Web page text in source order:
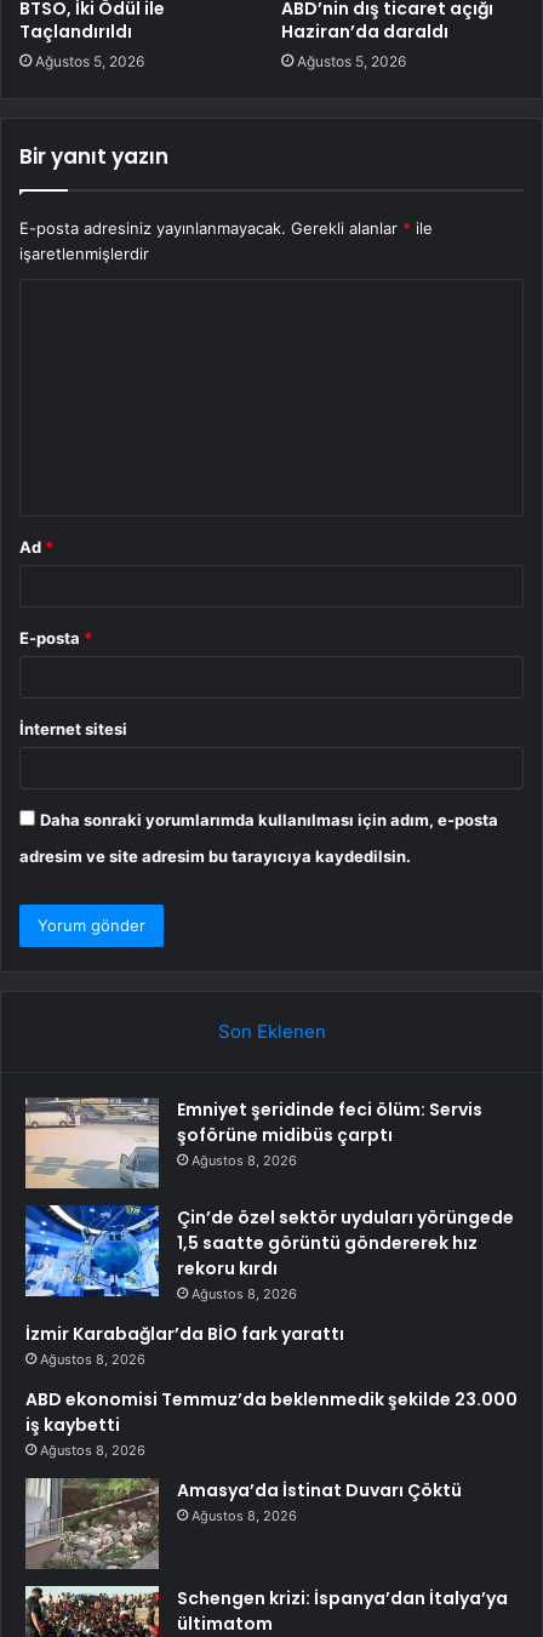
BTSO, İki Ödül ile
Taçlandırıldı
Ağustos 5, 2026
ABD’nin dış ticaret açığı
Haziran’da daraldı
Ağustos 5, 2026
Bir yanıt yazın
E-posta adresiniz yayınlanmayacak. Gerekli alanlar * ile
işaretlenmişlerdir
Ad *
E-posta *
İnternet sitesi
Daha sonraki yorumlarımda kullanılması için adım, e-posta
adresim ve site adresim bu tarayıcıya kaydedilsin.
Son Eklenen
Emniyet şeridinde feci ölüm: Servis
şoförüne midibüs çarptı
Ağustos 8, 2026
Çin’de özel sektör uyduları yörüngede
1,5 saatte görüntü göndererek hız
rekoru kırdı
Ağustos 8, 2026
İzmir Karabağlar’da BİO fark yarattı
Ağustos 8, 2026
ABD ekonomisi Temmuz’da beklenmedik şekilde 23.000
iş kaybetti
Ağustos 8, 2026
Amasya’da İstinat Duvarı Çöktü
Ağustos 8, 2026
Schengen krizi: İspanya’dan İtalya’ya
ültimatom